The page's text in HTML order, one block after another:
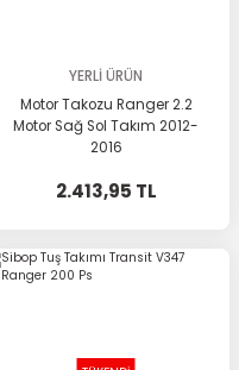
YERLİ ÜRÜN
Motor Takozu Ranger 2.2
Motor Sağ Sol Takım 2012-
2016
2.413,95 TL